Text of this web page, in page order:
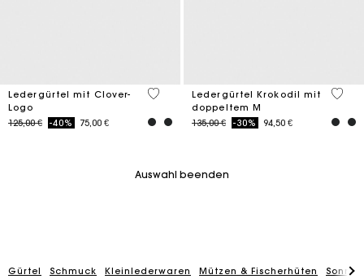
Ledergürtel mit Clover-
Logo
Price reduced from
125,00 €to-40% 75,00 €
3,1 out of 5 Customer Rating
Ledergürtel Krokodil mit
doppeltem M
Price reduced from
135,00 €to-30% 94,50 €
5 out
Auswahl beenden
Gürtel Schmuck Kleinlederwaren Mützen & Fischerhüten
Die Maje-Geschenkkarte: Die beste Möglichkeit, das